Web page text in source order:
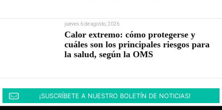
jueves 6 de agosto, 2026
Calor extremo: cómo protegerse y
cuáles son los principales riesgos para
la salud, según la OMS
¡SUSCRÍBETE A NUESTRO BOLETÍN DE NOTICIAS!